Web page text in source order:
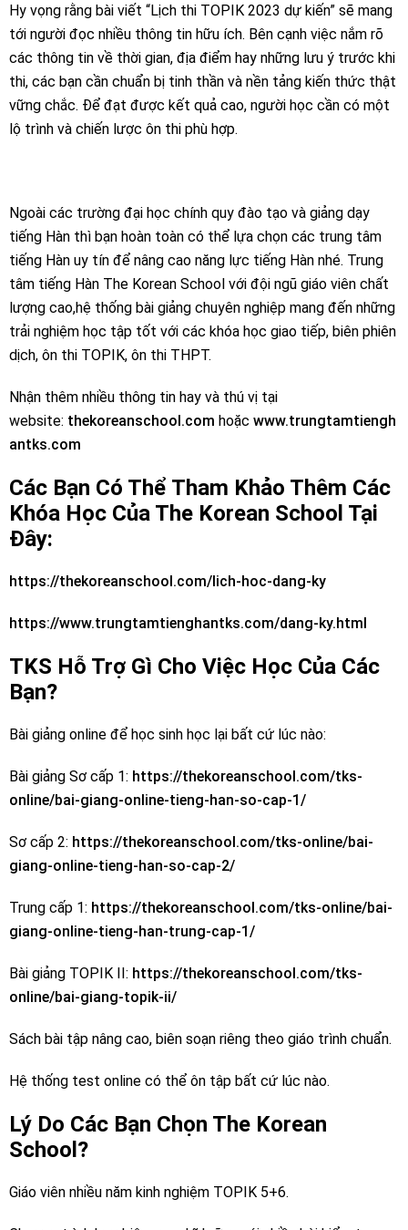
Hy vọng rằng bài viết “Lịch thi TOPIK 2023 dự kiến” sẽ mang
tới người đọc nhiều thông tin hữu ích. Bên cạnh việc nắm rõ
các thông tin về thời gian, địa điểm hay những lưu ý trước khi
thi, các bạn cần chuẩn bị tinh thần và nền tảng kiến thức thật
vững chắc. Để đạt được kết quả cao, người học cần có một
lộ trình và chiến lược ôn thi phù hợp.
Ngoài các trường đại học chính quy đào tạo và giảng dạy
tiếng Hàn thì bạn hoàn toàn có thể lựa chọn các trung tâm
tiếng Hàn uy tín để nâng cao năng lực tiếng Hàn nhé. Trung
tâm tiếng Hàn The Korean School với đội ngũ giáo viên chất
lượng cao,hệ thống bài giảng chuyên nghiệp mang đến những
trải nghiệm học tập tốt với các khóa học giao tiếp, biên phiên
dịch, ôn thi TOPIK, ôn thi THPT.
Nhận thêm nhiều thông tin hay và thú vị tại
website: thekoreanschool.com hoặc www.trungtamtiengh
antks.com
Các Bạn Có Thể Tham Khảo Thêm Các
Khóa Học Của The Korean School Tại
Đây:
https://thekoreanschool.com/lich-hoc-dang-ky
https://www.trungtamtienghantks.com/dang-ky.html
TKS Hỗ Trợ Gì Cho Việc Học Của Các
Bạn?
Bài giảng online để học sinh học lại bất cứ lúc nào:
Bài giảng Sơ cấp 1: https://thekoreanschool.com/tks-
online/bai-giang-online-tieng-han-so-cap-1/
Sơ cấp 2: https://thekoreanschool.com/tks-online/bai-
giang-online-tieng-han-so-cap-2/
Trung cấp 1: https://thekoreanschool.com/tks-online/bai-
giang-online-tieng-han-trung-cap-1/
Bài giảng TOPIK II: https://thekoreanschool.com/tks-
online/bai-giang-topik-ii/
Sách bài tập nâng cao, biên soạn riêng theo giáo trình chuẩn.
Hệ thống test online có thể ôn tập bất cứ lúc nào.
Lý Do Các Bạn Chọn The Korean
School?
Giáo viên nhiều năm kinh nghiệm TOPIK 5+6.